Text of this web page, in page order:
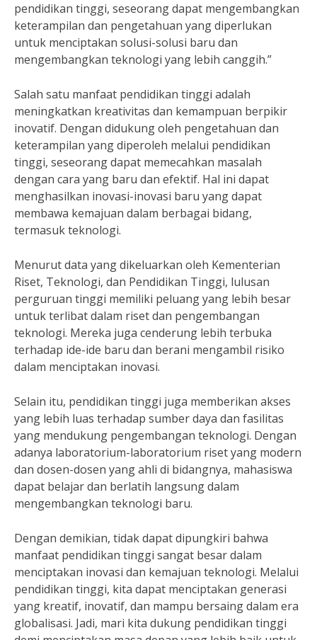
pendidikan tinggi, seseorang dapat mengembangkan
keterampilan dan pengetahuan yang diperlukan
untuk menciptakan solusi-solusi baru dan
mengembangkan teknologi yang lebih canggih.”
Salah satu manfaat pendidikan tinggi adalah
meningkatkan kreativitas dan kemampuan berpikir
inovatif. Dengan didukung oleh pengetahuan dan
keterampilan yang diperoleh melalui pendidikan
tinggi, seseorang dapat memecahkan masalah
dengan cara yang baru dan efektif. Hal ini dapat
menghasilkan inovasi-inovasi baru yang dapat
membawa kemajuan dalam berbagai bidang,
termasuk teknologi.
Menurut data yang dikeluarkan oleh Kementerian
Riset, Teknologi, dan Pendidikan Tinggi, lulusan
perguruan tinggi memiliki peluang yang lebih besar
untuk terlibat dalam riset dan pengembangan
teknologi. Mereka juga cenderung lebih terbuka
terhadap ide-ide baru dan berani mengambil risiko
dalam menciptakan inovasi.
Selain itu, pendidikan tinggi juga memberikan akses
yang lebih luas terhadap sumber daya dan fasilitas
yang mendukung pengembangan teknologi. Dengan
adanya laboratorium-laboratorium riset yang modern
dan dosen-dosen yang ahli di bidangnya, mahasiswa
dapat belajar dan berlatih langsung dalam
mengembangkan teknologi baru.
Dengan demikian, tidak dapat dipungkiri bahwa
manfaat pendidikan tinggi sangat besar dalam
menciptakan inovasi dan kemajuan teknologi. Melalui
pendidikan tinggi, kita dapat menciptakan generasi
yang kreatif, inovatif, dan mampu bersaing dalam era
globalisasi. Jadi, mari kita dukung pendidikan tinggi